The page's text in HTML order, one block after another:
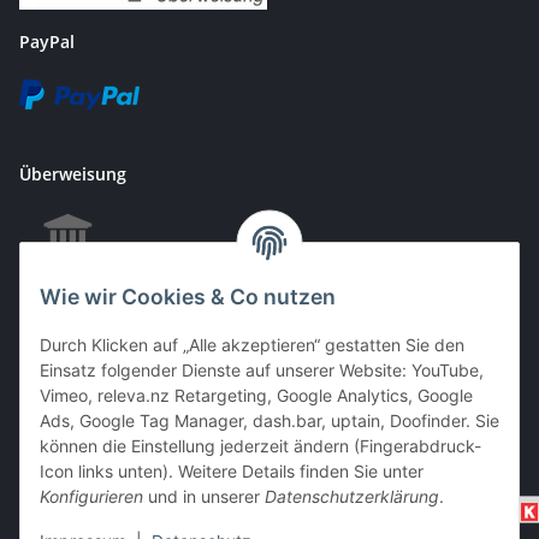
Wie wir Cookies & Co nutzen
Durch Klicken auf „Alle akzeptieren“ gestatten Sie den
Einsatz folgender Dienste auf unserer Website: YouTube,
Vimeo, releva.nz Retargeting, Google Analytics, Google
Ads, Google Tag Manager, dash.bar, uptain, Doofinder. Sie
können die Einstellung jederzeit ändern (Fingerabdruck-
Icon links unten). Weitere Details finden Sie unter
Konfigurieren und in unserer Datenschutzerklärung.
PayPal
Überweisung
EC & Kreditkartenzahlung bei Abholung
Barzahlung bei Abholung